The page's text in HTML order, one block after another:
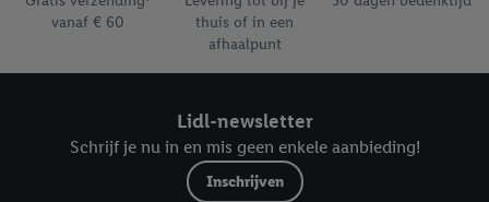
vanaf € 60
thuis of in een
afhaalpunt
Lidl-newsletter
Schrijf je nu in en mis geen enkele aanbieding!
Inschrijven
impressum hier.